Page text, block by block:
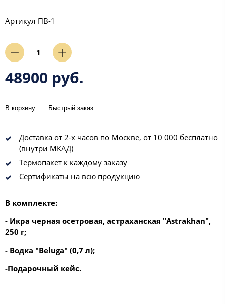
Артикул ПВ-1
48900 руб.
В корзину Быстрый заказ
Доставка от 2-х часов по Москве, от 10 000 бесплатно
(внутри МКАД)
Термопакет к каждому заказу
Сертификаты на всю продукцию
В комплекте:
- Икра черная осетровая, астраханская "Astrakhan",
250 г;
- Водка "Beluga" (0,7 л);
-Подарочный кейс.